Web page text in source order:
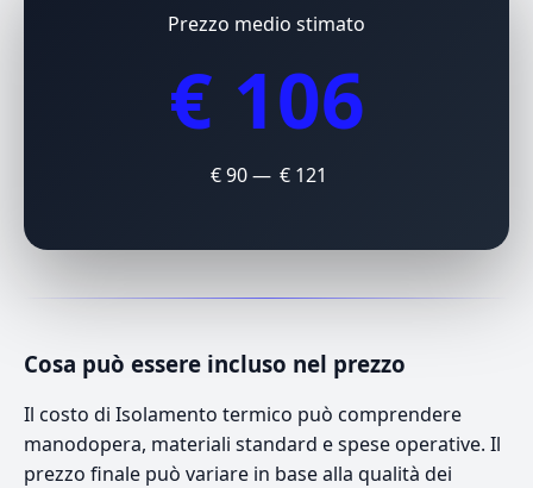
Prezzo medio stimato
€ 106
€ 90 — € 121
Cosa può essere incluso nel prezzo
Il costo di Isolamento termico può comprendere
manodopera, materiali standard e spese operative. Il
prezzo finale può variare in base alla qualità dei